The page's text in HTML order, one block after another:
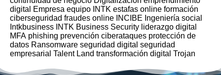
digital
Empresa equipo INTK estafas online formación
ciberseguridad fraudes online INCIBE Ingeniería social
Intkbusiness INTK Business Security liderazgo digital
MFA phishing prevención ciberataques protección de
datos Ransomware seguridad digital seguridad
empresarial Talent Land transformación digital Trojan